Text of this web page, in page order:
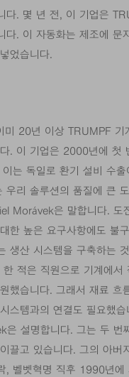
다. 몇 년 전, 이 기업은
다. 이 자동화는 제조에 문
었습니다.
미 20년 이상 TRUMPF 기
. 이 기업은 2000년에 첫
는 독일로 환기 설비 수출
우리 솔루션의 품질에 큰
Morávek은 말합니다. 도
한 높은 요구사항에도 불
생산 시스템을 구축하는
한 적은 직원으로 기계에서
했습니다. 그래서 재료 흐
스템과의 연결도 필요했습
은 설명합니다. 그는 두 번
끌고 있습니다. 그의 아버
, 벨벳혁명 직후 1990년에